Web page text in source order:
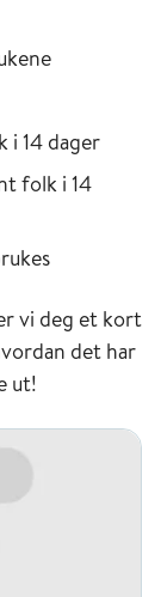
i 14 dager
folk i 14
vi deg et kort
det har
ut!
studien